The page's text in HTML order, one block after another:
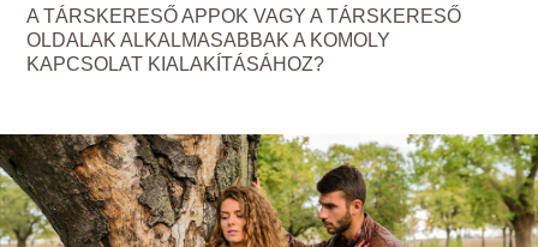
A TÁRSKERESŐ APPOK VAGY A TÁRSKERESŐ
OLDALAK ALKALMASABBAK A KOMOLY
KAPCSOLAT KIALAKÍTÁSÁHOZ?